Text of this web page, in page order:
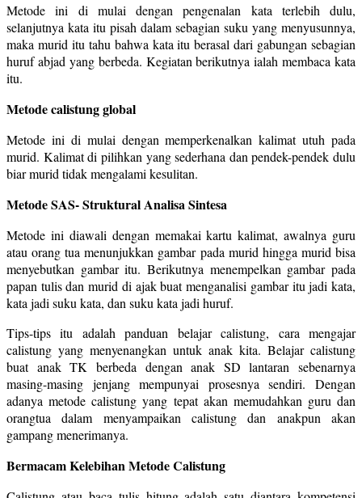
Metode ini di mulai dengan pengenalan kata terlebih dulu,
selanjutnya kata itu pisah dalam sebagian suku yang menyusunnya,
maka murid itu tahu bahwa kata itu berasal dari gabungan sebagian
huruf abjad yang berbeda. Kegiatan berikutnya ialah membaca kata
itu.
Metode calistung global
Metode ini di mulai dengan memperkenalkan kalimat utuh pada
murid. Kalimat di pilihkan yang sederhana dan pendek-pendek dulu
biar murid tidak mengalami kesulitan.
Metode SAS- Struktural Analisa Sintesa
Metode ini diawali dengan memakai kartu kalimat, awalnya guru
atau orang tua menunjukkan gambar pada murid hingga murid bisa
menyebutkan gambar itu. Berikutnya menempelkan gambar pada
papan tulis dan murid di ajak buat menganalisi gambar itu jadi kata,
kata jadi suku kata, dan suku kata jadi huruf.
Tips-tips itu adalah panduan belajar calistung, cara mengajar
calistung yang menyenangkan untuk anak kita. Belajar calistung
buat anak TK berbeda dengan anak SD lantaran sebenarnya
masing-masing jenjang mempunyai prosesnya sendiri. Dengan
adanya metode calistung yang tepat akan memudahkan guru dan
orangtua dalam menyampaikan calistung dan anakpun akan
gampang menerimanya.
Bermacam Kelebihan Metode Calistung